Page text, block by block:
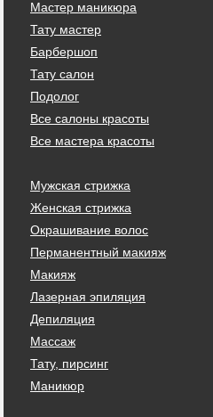
Мастер маникюра
Тату мастер
Барбершоп
Тату салон
Подолог
Все салоны красоты
Все мастера красоты
Мужская стрижка
Женская стрижка
Окрашивание волос
Перманентный макияж
Макияж
Лазерная эпиляция
Депиляция
Массаж
Тату, пирсинг
Маникюр